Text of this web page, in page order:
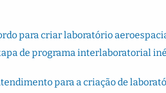
para criar laboratório
de programa interlaboratorial
para a criação de